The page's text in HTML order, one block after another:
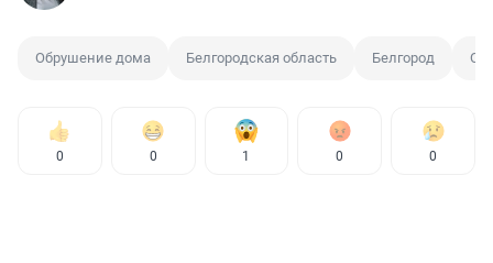
Обрушение дома Белгородская область Белгород
0 0 1 0 0